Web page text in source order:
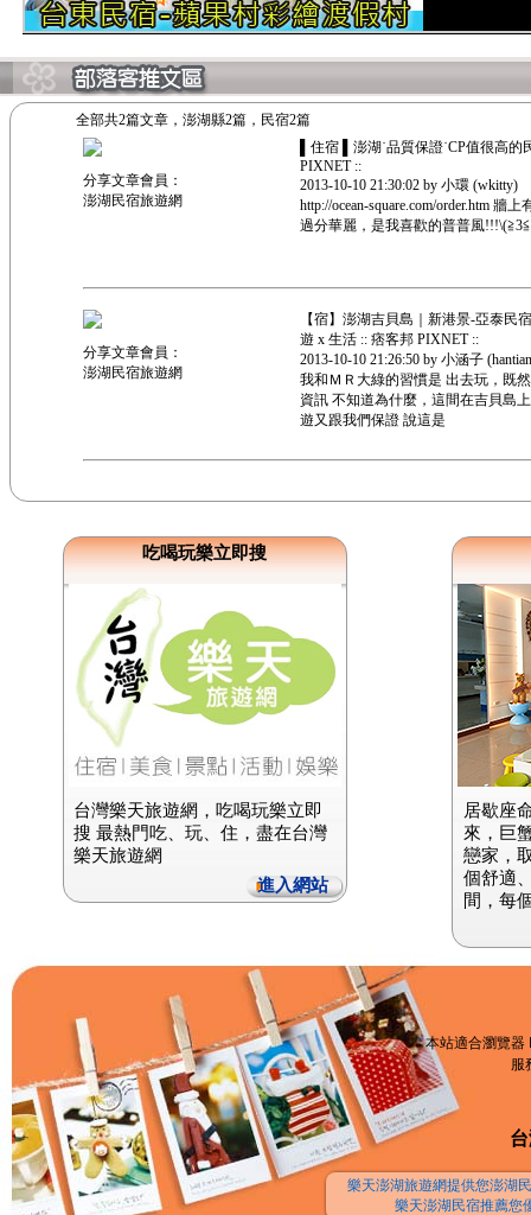
全部共2篇文章，澎湖縣2篇，民宿2篇
分享文章會員：
澎湖民宿旅遊網
▌住宿 ▌澎湖˙品質保證˙CP值很高
PIXNET ::
2013-10-10 21:30:02 by 小環 (wkitty)
http://ocean-square.com/order.htm
過分華麗，是我喜歡的普普風
分享文章會員：
澎湖民宿旅遊網
【宿】澎湖吉貝島｜新港景-亞泰民
遊 x 生活 :: 痞客邦 PIXNET ::
2013-10-10 21:26:50 by 小涵子
我和ＭＲ大綠的習慣是 出去玩，既
資訊 不知道為什麼，這間在吉貝島
遊又跟我們保證 說這是
吃喝玩樂立即搜
台灣樂天旅遊網，吃喝玩樂立即
搜 最熱門吃、玩、住，盡在台灣
樂天旅遊網
進入網站
居歇座
來，巨
戀家，
個舒適
間，每
本站適合瀏覽器
服
樂天澎湖旅遊網提供您澎湖
樂天澎湖民宿推薦您